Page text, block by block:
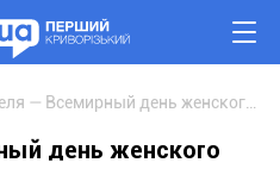
день женского